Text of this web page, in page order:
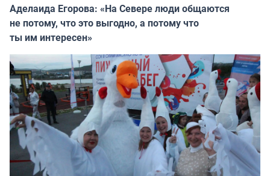
Аделаида Егорова: «На Севере люди общаются
не потому, что это выгодно, а потому что
ты им интересен»